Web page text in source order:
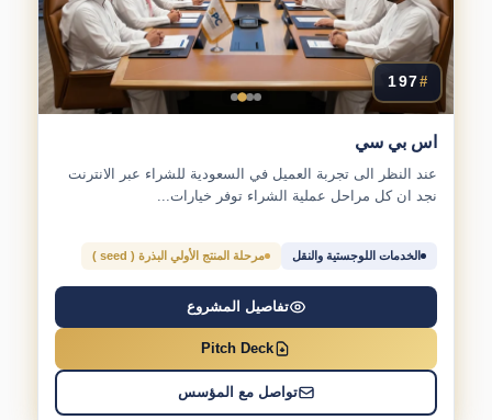
#
197
اس بي سي
عند النظر الى تجربة العميل في السعودية للشراء عبر الانترنت
نجد ان كل مراحل عملية الشراء توفر خيارات...
الخدمات اللوجستية والنقل مرحلة المنتج الأولي البذرة ( seed )
تفاصيل المشروع
Pitch Deck
تواصل مع المؤسس